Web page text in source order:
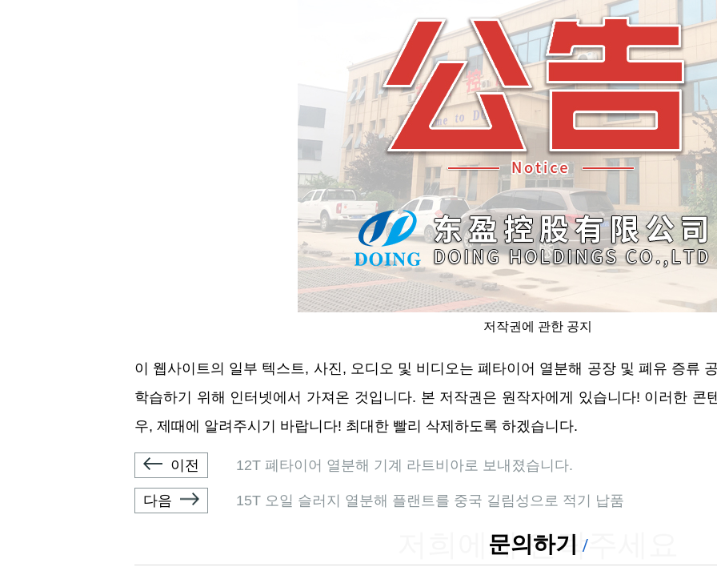
저작권에 관한 공지
이 웹사이트의 일부 텍스트, 사진, 오디오 및 비디오는 폐타이어 열분해 공장 및 폐유 증류
학습하기 위해 인터넷에서 가져온 것입니다. 본 저작권은 원작자에게 있습니다! 이러한 콘
우, 제때에 알려주시기 바랍니다! 최대한 빨리 삭제하도록 하겠습니다.
이전 12T 폐타이어 열분해 기계 라트비아로 보내졌습니다.
다음 15T 오일 슬러지 열분해 플랜트를 중국 길림성으로 적기 납품
저희에게 연락주세요
문의하기